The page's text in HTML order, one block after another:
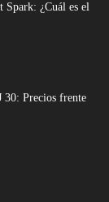
¿Cuál es el
30: Precios frente